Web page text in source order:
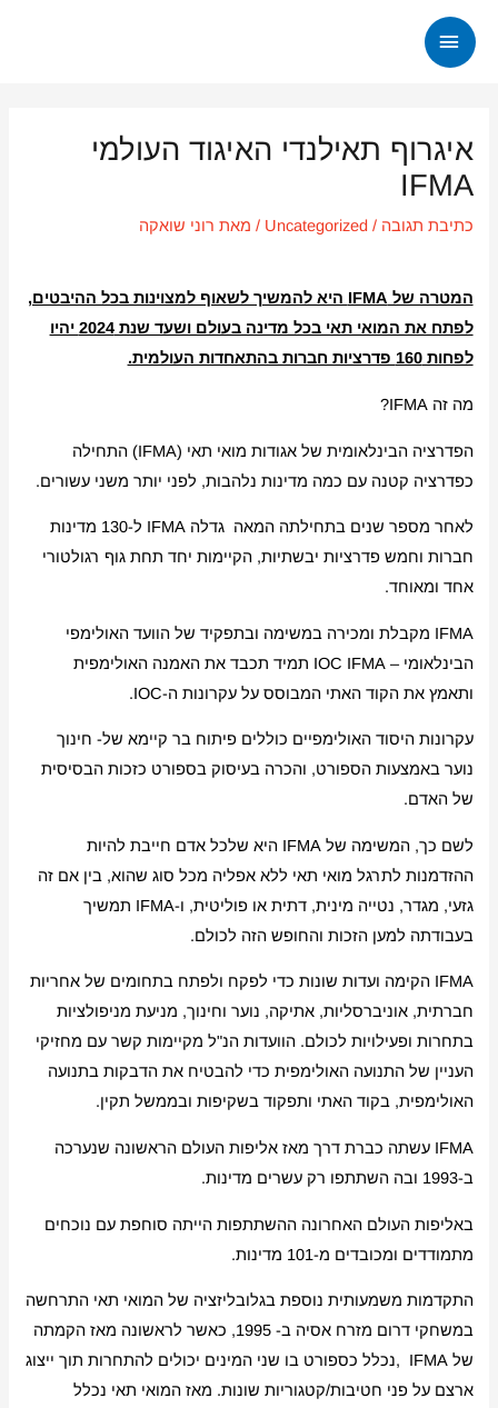
לתוכן
תפריט
איגרוף תאילנדי האיגוד העולמי
IFMA
כתיבת תגובה /
Uncategorized / מאת רוני שואקה
המטרה של IFMA היא להמשיך לשאוף למצוינות בכל ההיבטים,
לפתח את המואי תאי בכל מדינה בעולם ושעד שנת 2024 יהיו
לפחות 160 פדרציות חברות בהתאחדות העולמית.
מה זה IFMA?
הפדרציה הבינלאומית של אגודות מואי תאי (IFMA) התחילה
כפדרציה קטנה עם כמה מדינות נלהבות, לפני יותר משני עשורים.
לאחר מספר שנים בתחילתה המאה גדלה IFMA ל-130 מדינות
חברות וחמש פדרציות יבשתיות, הקיימות יחד תחת גוף רגולטורי
אחד ומאוחד.
IFMA מקבלת ומכירה במשימה ובתפקיד של הוועד האולימפי
הבינלאומי – IOC IFMA תמיד תכבד את האמנה האולימפית
ותאמץ את הקוד האתי המבוסס על עקרונות ה-IOC.
עקרונות היסוד האולימפיים כוללים פיתוח בר קיימא של- חינוך
נוער באמצעות הספורט, והכרה בעיסוק בספורט כזכות הבסיסית
של האדם.
לשם כך, המשימה של IFMA היא שלכל אדם חייבת להיות
ההזדמנות לתרגל מואי תאי ללא אפליה מכל סוג שהוא, בין אם זה
גזעי, מגדר, נטייה מינית, דתית או פוליטית, ו-IFMA תמשיך
בעבודתה למען הזכות והחופש הזה לכולם.
IFMA הקימה ועדות שונות כדי לפקח ולפתח בתחומים של אחריות
חברתית, אוניברסליות, אתיקה, נוער וחינוך, מניעת מניפולציות
בתחרות ופעילויות לכולם. הוועדות הנ"ל מקיימות קשר עם מחזיקי
העניין של התנועה האולימפית כדי להבטיח את הדבקות בתנועה
האולימפית, בקוד האתי ותפקוד בשקיפות ובממשל תקין.
IFMA עשתה כברת דרך מאז אליפות העולם הראשונה שנערכה
ב-1993 ובה השתתפו רק עשרים מדינות.
באליפות העולם האחרונה ההשתתפות הייתה סוחפת עם נוכחים
מתמודדים ומכובדים מ-101 מדינות.
התקדמות משמעותית נוספת בגלובליזציה של המואי תאי התרחשה
במשחקי דרום מזרח אסיה ב- 1995, כאשר לראשונה מאז הקמתה
של IFMA ,נכלל כספורט בו שני המינים יכולים להתחרות תוך ייצוג
ארצם על פני חטיבות/קטגוריות שונות. מאז המואי תאי נכלל